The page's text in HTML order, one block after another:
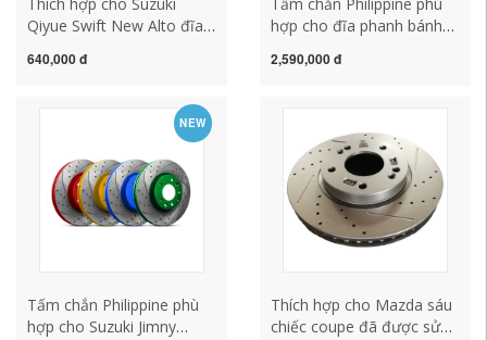
Qiyue Swift New Alto đĩa
trước phanh trước bướm
640,000 đ
hợp cho đĩa phanh bánh
Chevrolet New Cruze
2,590,000 đ
NEW
Tấm chắn Philippine phù
hợp cho Suzuki Jimny
Thích hợp cho Mazda sáu
chiếc coupe đã được sửa